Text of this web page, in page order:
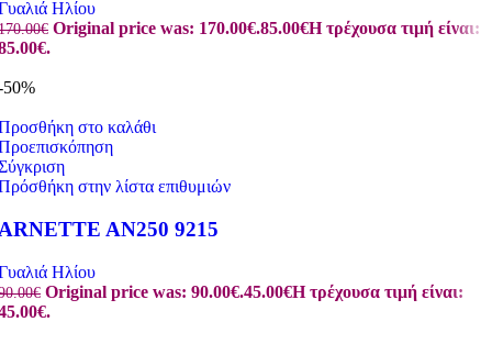
Ηλίου
€ Original price was: 170.00€.85.00€Η τρέχουσα τιμή είναι:
50%
στο καλάθι
στην λίστα επιθυμιών
AN250 9215
Ηλίου
€ Original price was: 90.00€.45.00€Η τρέχουσα τιμή είναι: